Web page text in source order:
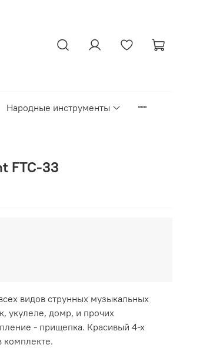
Народные инструменты
FTC-33
видов струнных музыкальных
укулеле, домр, и прочих
- прищепка. Красивый 4-х
комплекте.